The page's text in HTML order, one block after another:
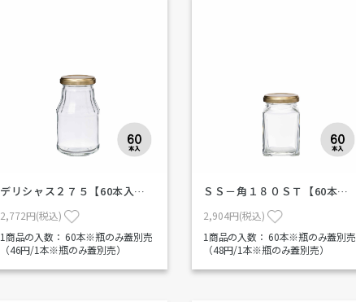
デリシャス２７５【60本入…
2,772円(税込)
1商品の入数： 60本※瓶のみ蓋別売
（46円/1本※瓶のみ蓋別売）
ＳＳ－角１８０ＳＴ【60本…
2,904円(税込)
1商品の入数： 60本※瓶のみ蓋別売
（48円/1本※瓶のみ蓋別売）